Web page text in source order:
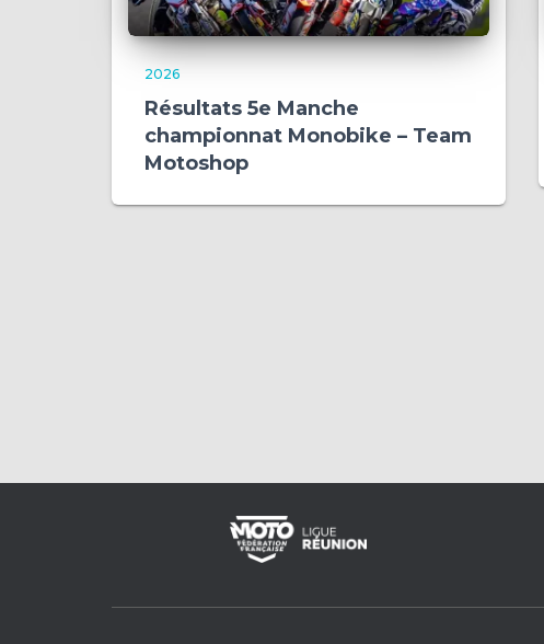
2026
Résultats 5e Manche
championnat Monobike – Team
Motoshop